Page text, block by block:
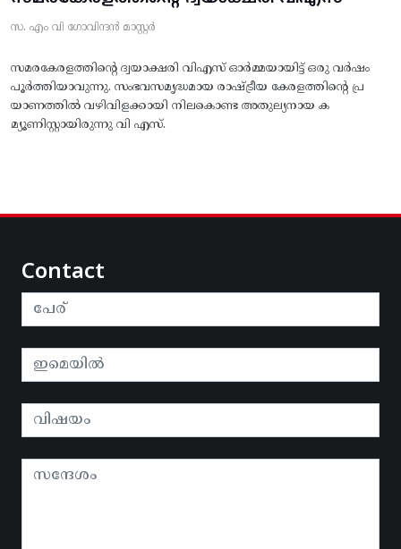
സ. എം വി ഗോവിന്ദൻ മാസ്റ്റർ
സമരകേരളത്തിൻ്റെ ദ്വയാക്ഷരി വിഎസ് ഓർമ്മയായിട്ട് ഒരു വർഷം
പൂർത്തിയാവുന്നു. സംഭവസമൃദ്ധമായ രാഷ്ട്രീയ കേരളത്തിന്റെ പ്ര
യാണത്തിൽ വഴിവിളക്കായി നിലകൊണ്ട അതുല്യനായ ക
മ്യൂണിസ്റ്റായിരുന്നു വി എസ്.
Contact